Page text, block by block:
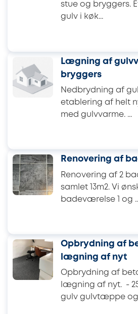
stue og bryggers.
gulv i køk...
Lægning af
bryggers
Nedbrydning af
etablering af helt
med gulvvarme. ...
Renovering af
Renovering af 2
samlet 13m2. Vi
badeværelse 1 og
Opbrydning af
lægning af nyt
Opbrydning af
lægning af nyt. -
gulv gulvtæppe og